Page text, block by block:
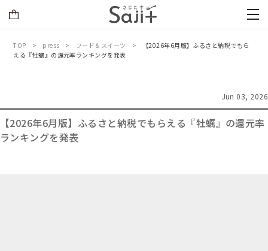
TOP press フード＆スイーツ
【2026年6月版】ふるさと納税でもら
える『牡蠣』の還元率ランキングを発表
Jun 03, 2026
【2026年6月版】ふるさと納税でもらえる『牡蠣』の還元率
ランキングを発表